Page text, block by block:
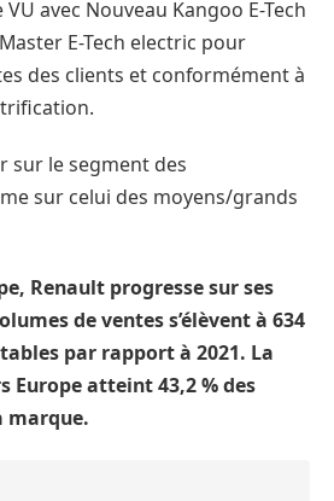
avec Nouveau Kangoo E-Tech
E-Tech electric pour
des clients et conformément à
sur le segment des
sur celui des moyens/grands
Renault progresse sur ses
de ventes s’élèvent à 634
par rapport à 2021. La
Europe atteint 43,2 % des
marque.